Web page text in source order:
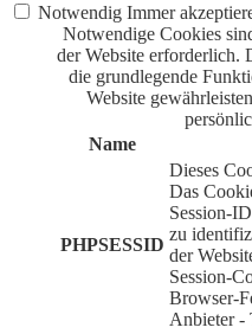
Notwendig Immer
Notwendige Cookies
der Website erforderlich.
die grundlegende
Website
Name
PHPSESSID
Dieses
Das
Session-
zu
der
Session-
Browser-
Anbieter -